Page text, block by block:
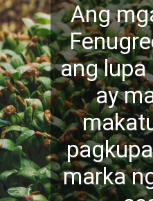
Ang
ang lupa
ay
marka